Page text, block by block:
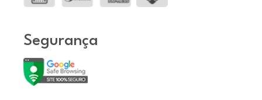
Segurança